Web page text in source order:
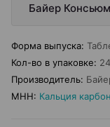
Байер
Форма выпуска:
Кол-во в упаковке:
Производитель:
МНН: Кальция